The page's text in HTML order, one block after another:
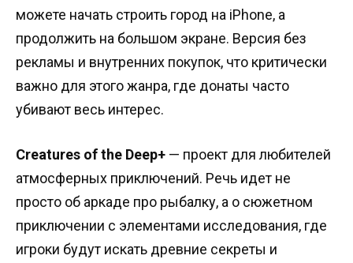
можете начать строить город на iPhone, а
продолжить на большом экране. Версия без
рекламы и внутренних покупок, что критически
важно для этого жанра, где донаты часто
убивают весь интерес.
Creatures of the Deep+ — проект для любителей
атмосферных приключений. Речь идет не
просто об аркаде про рыбалку, а о сюжетном
приключении с элементами исследования, где
игроки будут искать древние секреты и